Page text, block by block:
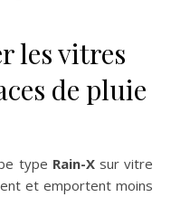
les vitres
de pluie
type Rain-Xsur vitre
et emportent moins